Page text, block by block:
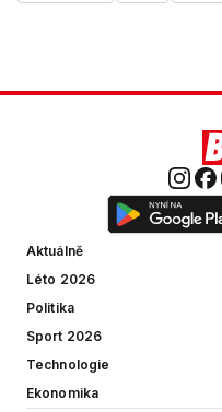
Aktuálně
Léto 2026
Politika
Sport 2026
Technologie
Ekonomika